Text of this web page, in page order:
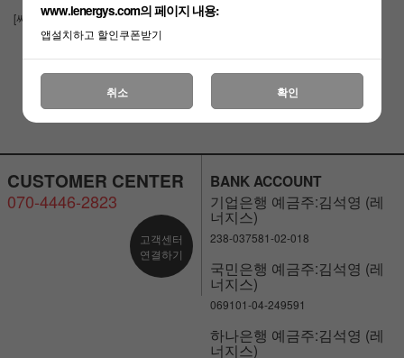
[써미트]마이빙고 쿨러백
보냉백
CUSTOMER CENTER
070-4446-2823
고객센터
연결하기
BANK ACCOUNT
기업은행 예금주:김석영 (레
너지스)
238-037581-02-018
국민은행 예금주:김석영 (레
너지스)
069101-04-249591
하나은행 예금주:김석영 (레
너지스)
www.lenergys.com의 페이지 내용:
앱설치하고 할인쿠폰받기
취소 확인